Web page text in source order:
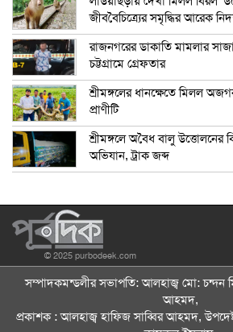
জীববৈচিত্র্যের সমৃদ্ধির আরেক
রাজনগরের ডাকাতি মামলার
চট্টগ্রামে গ্রেফতার
শ্রীমঙ্গলের ধানক্ষেতে মিলল
প্রাণীটি
শ্রীমঙ্গলে অবৈধ বালু উত্তোলনের
অভিযান, ট্রাক জব্দ
© 2025 purbodeek.com
সম্পাদকমন্ডলীর সভাপতি: আলহাজ্ব মো: চন্দন
আহমদ,
প্রকাশক : আলহাজ্ব হাফিজ সাব্বির আহমদ,